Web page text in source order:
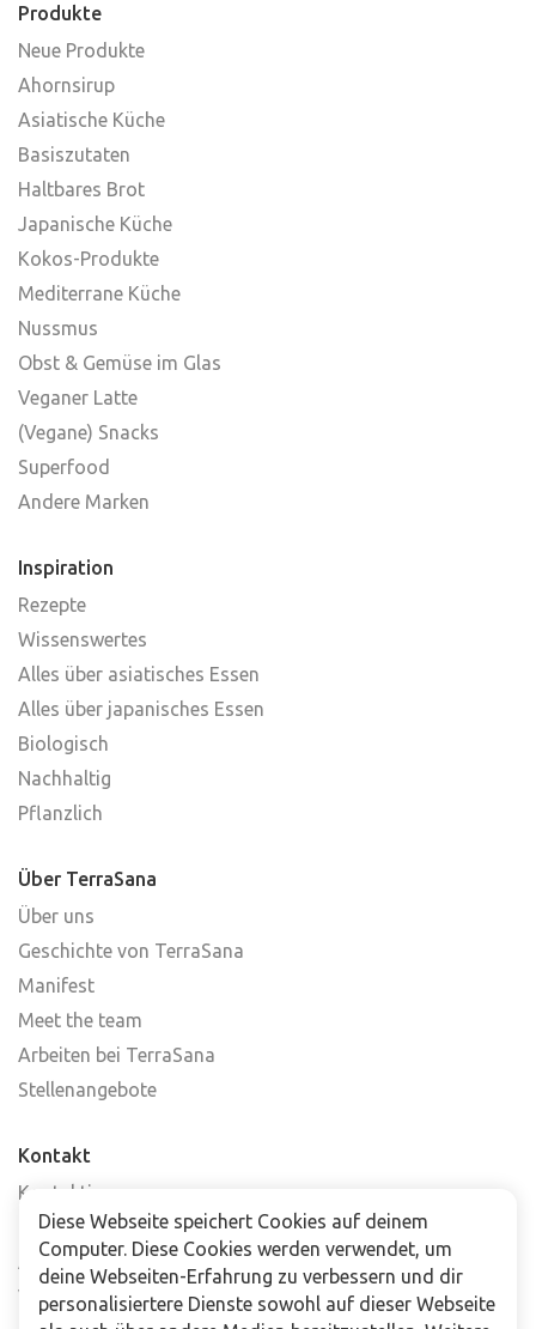
Produkte
Neue Produkte
Ahornsirup
Asiatische Küche
Basiszutaten
Haltbares Brot
Japanische Küche
Kokos-Produkte
Mediterrane Küche
Nussmus
Obst & Gemüse im Glas
Veganer Latte
(Vegane) Snacks
Superfood
Andere Marken
Inspiration
Rezepte
Wissenswertes
Alles über asiatisches Essen
Alles über japanisches Essen
Biologisch
Nachhaltig
Pflanzlich
Über TerraSana
Über uns
Geschichte von TerraSana
Manifest
Meet the team
Arbeiten bei TerraSana
Stellenangebote
Kontakt
Kontaktiere uns
Häufig gestellte Fragen
Abonniere unseren Newsletter
Verkaufsstellen
Diese Webseite speichert Cookies auf deinem
Computer. Diese Cookies werden verwendet, um
deine Webseiten-Erfahrung zu verbessern und dir
personalisiertere Dienste sowohl auf dieser Webseite